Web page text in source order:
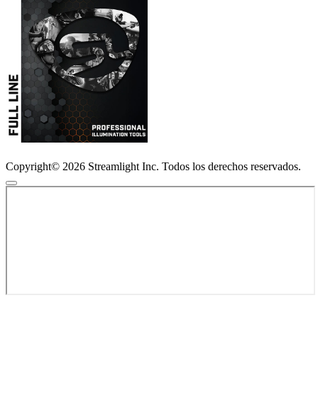
Copyright© 2026 Streamlight Inc. Todos los derechos reservados.